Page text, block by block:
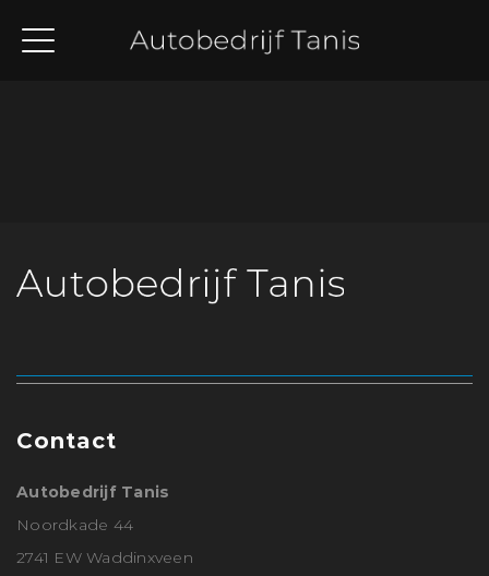
Contact
Autobedrijf Tanis
Noordkade 44
2741 EW Waddinxveen